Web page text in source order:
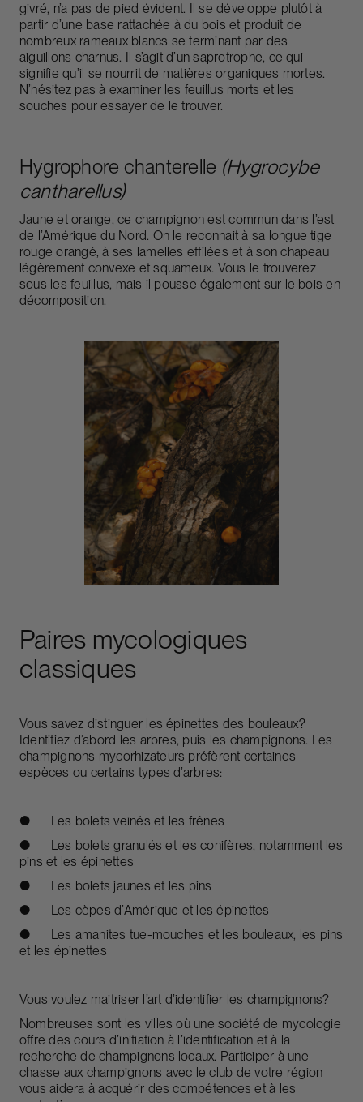
givré, n’a pas de pied évident. Il se développe plutôt à
partir d’une base rattachée à du bois et produit de
nombreux rameaux blancs se terminant par des
aiguillons charnus. Il s’agit d’un saprotrophe, ce qui
signifie qu’il se nourrit de matières organiques mortes.
N’hésitez pas à examiner les feuillus morts et les
souches pour essayer de le trouver.
Hygrophore chanterelle (Hygrocybe
cantharellus)
Jaune et orange, ce champignon est commun dans l’est
de l’Amérique du Nord. On le reconnait à sa longue tige
rouge orangé, à ses lamelles effilées et à son chapeau
légèrement convexe et squameux. Vous le trouverez
sous les feuillus, mais il pousse également sur le bois en
décomposition.
Paires mycologiques
classiques
Vous savez distinguer les épinettes des bouleaux?
Identifiez d’abord les arbres, puis les champignons. Les
champignons mycorhizateurs préfèrent certaines
espèces ou certains types d’arbres:
● Les bolets veinés et les frênes
● Les bolets granulés et les conifères, notamment les
pins et les épinettes
● Les bolets jaunes et les pins
● Les cèpes d’Amérique et les épinettes
● Les amanites tue-mouches et les bouleaux, les pins
et les épinettes
Vous voulez maitriser l’art d’identifier les champignons?
Nombreuses sont les villes où une société de mycologie
offre des cours d’initiation à l’identification et à la
recherche de champignons locaux. Participer à une
chasse aux champignons avec le club de votre région
vous aidera à acquérir des compétences et à les